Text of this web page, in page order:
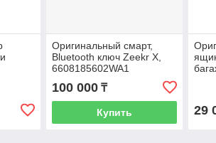
Оригинальный смарт,
Bluetooth ключ Zeekr X,
6608185602WA1
100 000₸
Купить 29